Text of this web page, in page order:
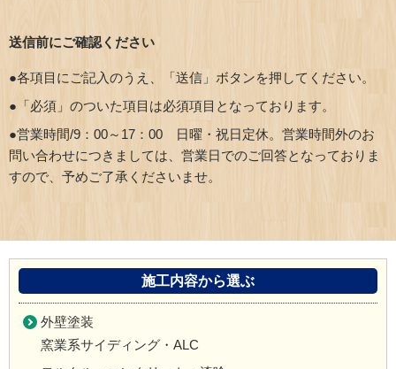
送信前にご確認ください
●各項目にご記入のうえ、「送信」ボタンを押してください。
●「必須」のついた項目は必須項目となっております。
●営業時間/9：00～17：00 日曜・祝日定休。営業時間外のお
問い合わせにつきましては、営業日でのご回答となっておりま
すので、予めご了承くださいませ。
施工内容から選ぶ
外壁塗装
窯業系サイディング・ALC